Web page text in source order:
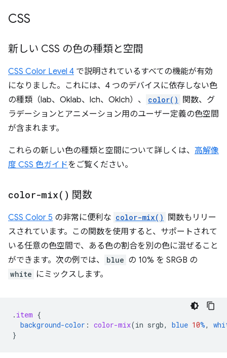
CSS
新しい CSS の色の種類と空間
CSS Color Level 4 で説明されているすべての機能が有効
になりました。これには、4 つのデバイスに依存しない色
の種類（lab、Oklab、lch、Oklch）、
color()
関数、グ
ラデーションとアニメーション用のユーザー定義の色空間
が含まれます。
これらの新しい色の種類と空間について詳しくは、 高解像
度 CSS 色ガイドをご覧ください。
color-mix( ) 関数
CSS Color 5 の非常に便利な color-mix()
関数もリリー
スされています。この関数を使用すると、サポートされて
いる任意の色空間で、ある色の割合を別の色に混ぜること
ができます。次の例では、
blue の 10% を SRGB の
white にミックスします。
. item {
background-color : color-mix(in srgb, blue 10%,
}